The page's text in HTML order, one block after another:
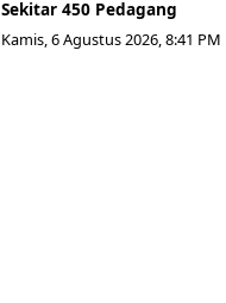
Sekitar 450 Pedagang
Kamis, 6 Agustus 2026, 8:41 PM